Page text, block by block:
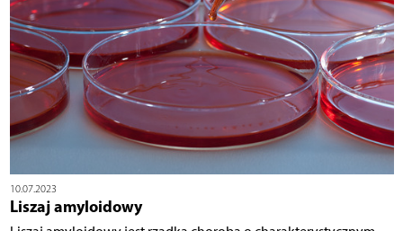
10.07.2023
Liszaj amyloidowy